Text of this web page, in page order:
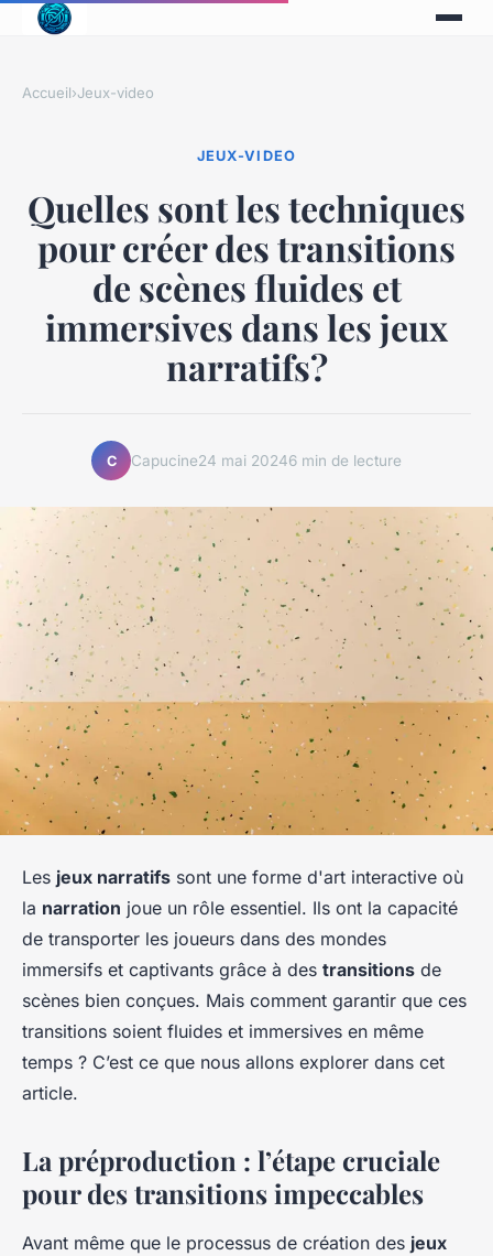
Accueil›Jeux-video
JEUX-VIDEO
Quelles sont les techniques
pour créer des transitions
de scènes fluides et
immersives dans les jeux
narratifs?
C Capucine24 mai 20246 min de lecture
Les jeux narratifs sont une forme d'art interactive où
la narration joue un rôle essentiel. Ils ont la capacité
de transporter les joueurs dans des mondes
immersifs et captivants grâce à des transitions de
scènes bien conçues. Mais comment garantir que ces
transitions soient fluides et immersives en même
temps ? C’est ce que nous allons explorer dans cet
article.
La préproduction : l’étape cruciale
pour des transitions impeccables
Avant même que le processus de création des jeux